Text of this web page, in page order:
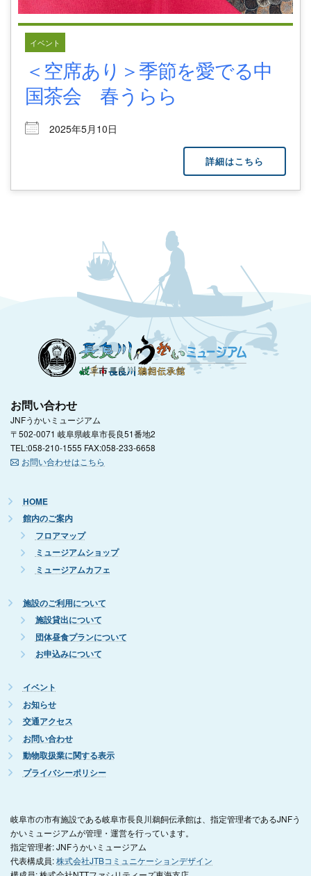
イベント
＜空席あり＞季節を愛でる中
国茶会 春うらら
2025年5月10日
詳細はこちら
お問い合わせ
JNFうかいミュージアム
〒502-0071 岐阜県岐阜市長良51番地2
TEL:058-210-1555 FAX:058-233-6658
お問い合わせはこちら
HOME
館内のご案内
フロアマップ
ミュージアムショップ
ミュージアムカフェ
施設のご利用について
施設貸出について
団体昼食プランについて
お申込みについて
イベント
お知らせ
交通アクセス
お問い合わせ
動物取扱業に関する表示
プライバシーポリシー
岐阜市の市有施設である岐阜市長良川鵜飼伝承館は、指定管理者であるJNFう
かいミュージアムが管理・運営を行っています。
指定管理者: JNFうかいミュージアム
代表構成員:株式会社JTBコミュニケーションデザイン